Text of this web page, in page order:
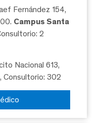
Fernández 154,
Campus Santa
2
Nacional 613,
, Consultorio: 302